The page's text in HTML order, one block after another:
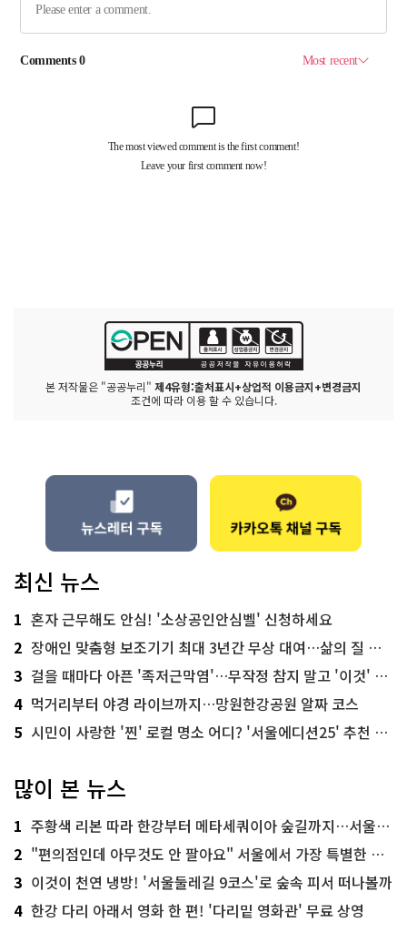
본 저작물은 "공공누리" 제4유형:출처표시+상업적 이용금지+변경금지
조건에 따라 이용 할 수 있습니다.
최신 뉴스
1 혼자 근무해도 안심! '소상공인안심벨' 신청하세요
2 장애인 맞춤형 보조기기 최대 3년간 무상 대여…삶의 질 높인다
3 걸을 때마다 아픈 '족저근막염'…무작정 참지 말고 '이것' 해보세요!
4 먹거리부터 야경 라이브까지…망원한강공원 알짜 코스
5 시민이 사랑한 '찐' 로컬 명소 어디? '서울에디션25' 추천 코스
많이 본 뉴스
1 주황색 리본 따라 한강부터 메타세쿼이아 숲길까지…서울둘레길 15코스
2 "편의점인데 아무것도 안 팔아요" 서울에서 가장 특별한 편의점의 정체
3 이것이 천연 냉방! '서울둘레길 9코스'로 숲속 피서 떠나볼까
4 한강 다리 아래서 영화 한 편! '다리밑 영화관' 무료 상영